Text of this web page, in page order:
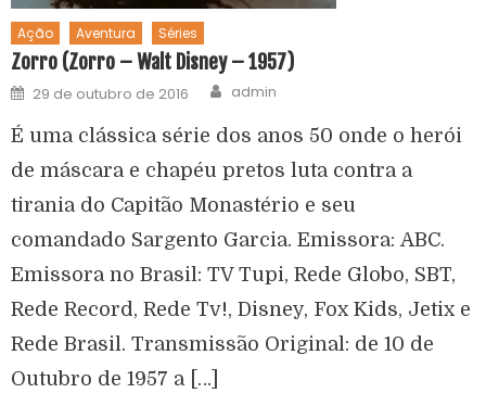
Ação Aventura Séries
Zorro (Zorro – Walt Disney – 1957)
29 de outubro de 2016 admin
É uma clássica série dos anos 50 onde o herói
de máscara e chapéu pretos luta contra a
tirania do Capitão Monastério e seu
comandado Sargento Garcia. Emissora: ABC.
Emissora no Brasil: TV Tupi, Rede Globo, SBT,
Rede Record, Rede Tv!, Disney, Fox Kids, Jetix e
Rede Brasil. Transmissão Original: de 10 de
Outubro de 1957 a […]